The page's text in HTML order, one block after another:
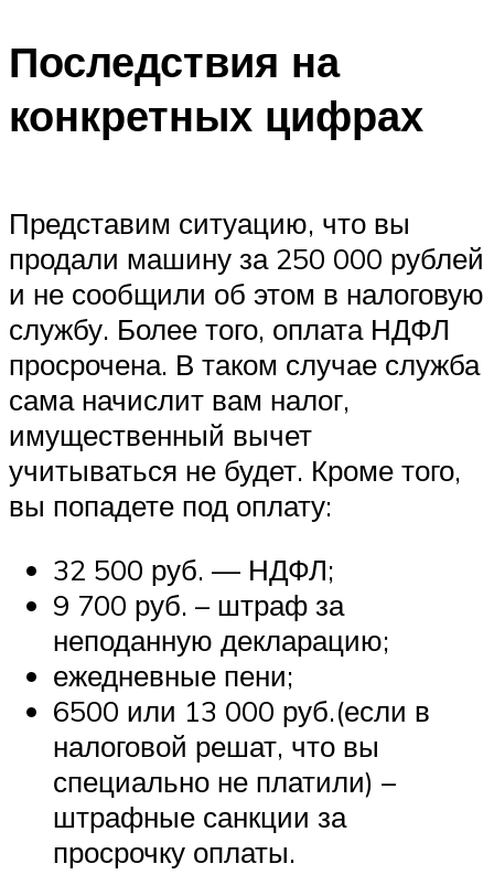
Последствия на
конкретных цифрах
Представим ситуацию, что вы
продали машину за 250 000 рублей
и не сообщили об этом в налоговую
службу. Более того, оплата НДФЛ
просрочена. В таком случае служба
сама начислит вам налог,
имущественный вычет
учитываться не будет. Кроме того,
вы попадете под оплату:
32 500 руб. — НДФЛ;
9 700 руб. – штраф за
неподанную декларацию;
ежедневные пени;
6500 или 13 000 руб.(если в
налоговой решат, что вы
специально не платили) –
штрафные санкции за
просрочку оплаты.